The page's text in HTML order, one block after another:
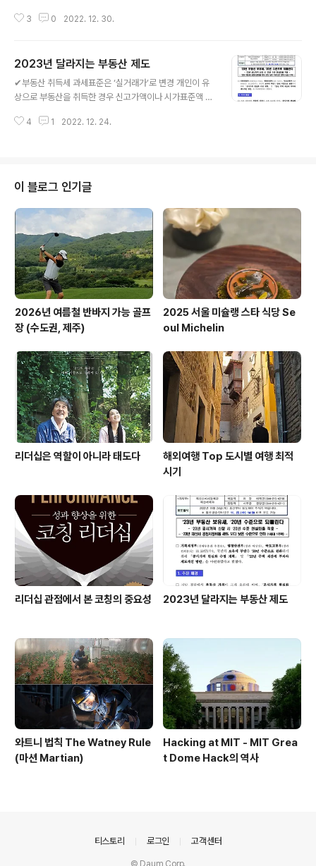
달러당 237엔에서 하루아침에 128엔까지 약 2배 절상시
있다. 퇴직할 때 개인이 수령하는 퇴직금은 개인형퇴직연
인 관리, 추가 입금, 운용이 가능하다. 소득이 있는 개인의
경우 IRP 계좌에 퇴직금 외에 자기적립금으로 연간 1800
만원까지 입금이 가능한데, 최대 700만원 또는 900만원
따라서 연말정산에서 놓치면 안 되는 항목 중 하나다. 퇴직
3 0 2022. 12. 30.
2023년 달라지는 부동산 제도
✔부동산 취득세 과세표준은 ‘실거래가’로 변경 개인이 유
상으로 부동산을 취득한 경우 신고가액이나 시가표준액 중
는 유상취득, 원시취득(건물을 신축해 취득)의 경우 실제
낮은 시가표준액이 적용된다. 2023년 증여분부터는 ‘시가
인정액’으로 취득가액이 매겨진다. 시가인정액은 취득일
전 6개월부터 취득일 후 3개월 사이의 매매사례가액, 감정
가액, 공매가격 등을 뜻한다. ✔무순위 청약의 '거주지역'
요건 폐지 현재 무순위 청약 신청은 해당 시·군에 거주하는
무주택자만 가능하다. 내년 1..
4 1 2022. 12. 24.
이 블로그 인기글
2026년 여름철 반바지 가능 골프
장 (수도권, 제주)
2025 서울 미슐랭 스타 식당 Se
oul Michelin
리더십은 역할이 아니라 태도다
해외여행 Top 도시별 여행 최적
시기
리더십 관점에서 본 코칭의 중요성 2023년 달라지는 부동산 제도
와트니 법칙 The Watney Rule
(마션 Martian)
Hacking at MIT - MIT Grea
t Dome Hack의 역사
티스토리 로그인 고객센터